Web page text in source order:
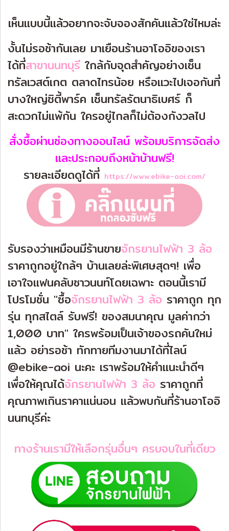
เห็นแบบนี้แล้วอยากจะจับจองสักคันแล้วใช่ไหมล่ะ
งั้นไม่รอช้ากันเลย มาเยือนร้านอาโออิของเรา
ได้ที่สาขานนทบุรี ใกล้กับจุดสำคัญอย่างเซ็น
ทรัลเวสต์เกต ตลาดไทรน้อย หรือแวะไปเจอกันที่
บางใหญ่ซิตี้พาร์ค เซ็นทรัลรัตนาธิเบศร์ ก็
สะดวกไม่แพ้กัน ใครอยู่ไกลก็ไม่ต้องกังวลไป
สั่งซื้อผ่านช่องทางออนไลน์ พร้อมบริการจัดส่ง
และประกอบถึงหน้าบ้านฟรี!
รายละเอียดดูได้ที่ https://www.ebike-aoi.com/
รับรองว่าเหมือนมีร้านขายจักรยานไฟฟ้า 3 ล้อ
ราคาถูกอยู่ใกล้ๆ บ้านเลยล่ะพิเศษสุดๆ! เพื่อ
เอาใจแฟนคลับชาวนนท์โดยเฉพาะ ตอนนี้เรามี
โปรโมชั่น "ซื้อจักรยานไฟฟ้า 3 ล้อ ราคาถูก ทุก
รุ่น ทุกสไตล์ รับฟรี! ของสมนาคุณ มูลค่ากว่า
1,000 บาท" ใครพร้อมเป็นเจ้าของรถคันใหม่
แล้ว อย่ารอช้า ทักทายทีมงานมาได้ที่ไลน์
@ebike-aoi นะคะ เราพร้อมให้คำแนะนำดีๆ
เพื่อให้คุณได้จักรยานไฟฟ้า 3 ล้อ ราคาถูกที่
คุณภาพเกินราคาแน่นอน แล้วพบกันที่ร้านอาโออิ
นนทบุรีค่ะ
ทางร้านเรามีให้เลือกรุ่นอื่นๆ ครบจบในที่เดียว